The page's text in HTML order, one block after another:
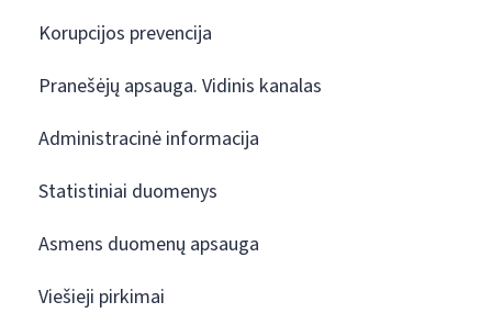
Korupcijos prevencija
Pranešėjų apsauga. Vidinis kanalas
Administracinė informacija
Statistiniai duomenys
Asmens duomenų apsauga
Viešieji pirkimai